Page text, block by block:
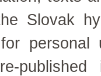
Slovak
personal